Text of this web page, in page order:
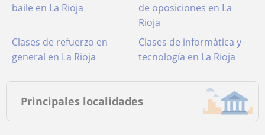
baile en La Rioja
de oposiciones en La
Rioja
Clases de refuerzo en
general en La Rioja
Clases de informática y
tecnología en La Rioja
Principales localidades